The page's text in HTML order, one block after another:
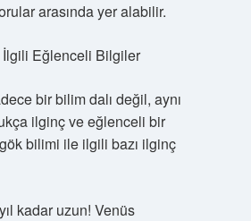
arasında yer alabilir.
Eğlenceli Bilgiler
bir bilim dalı değil, aynı
ilginç ve eğlenceli bir
bilimi ile ilgili bazı ilginç
kadar uzun! Venüs